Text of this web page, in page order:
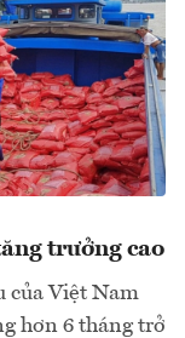
trưởng cao
của Việt Nam
hơn 6 tháng trở